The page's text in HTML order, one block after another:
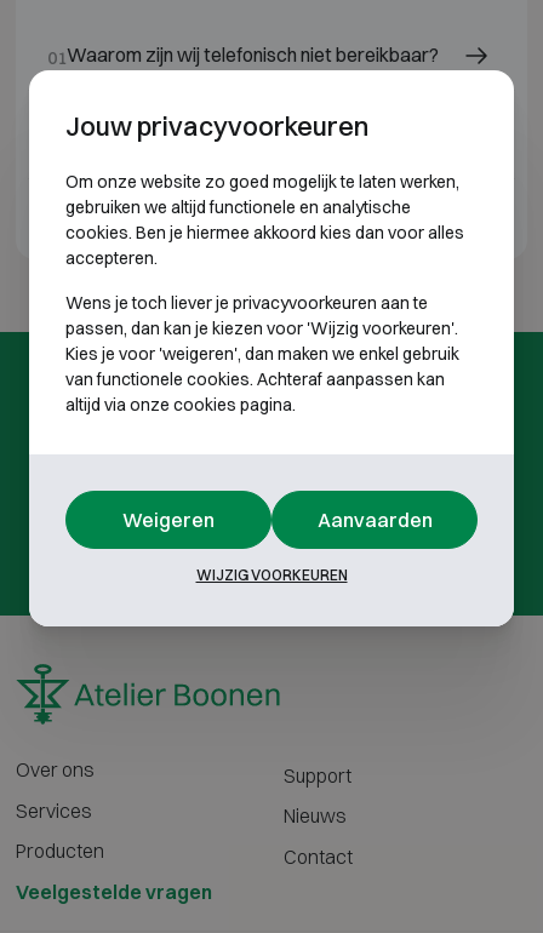
01Waarom zijn wij telefonisch niet bereikbaar?
Kan ik de prijs van een kluis of brandkast online
03Krijg ik steeds een offerte vooraf?
VEELGESTELDE VRAGEN
Niet gevonden wat u zoekt?
Contacteer ons
Over ons
Services
Producten
Veelgestelde vragen
Support
Nieuws
Contact
Jouw privacyvoorkeuren
Om onze website zo goed mogelijk te laten werken,
gebruiken we altijd functionele en analytische
cookies. Ben je hiermee akkoord kies dan voor alles
accepteren.
Wens je toch liever je privacyvoorkeuren aan te
passen, dan kan je kiezen voor 'Wijzig voorkeuren'.
Kies je voor 'weigeren', dan maken we enkel gebruik
van functionele cookies. Achteraf aanpassen kan
altijd via onze cookies pagina.
Weigeren Aanvaarden
WIJZIG VOORKEUREN